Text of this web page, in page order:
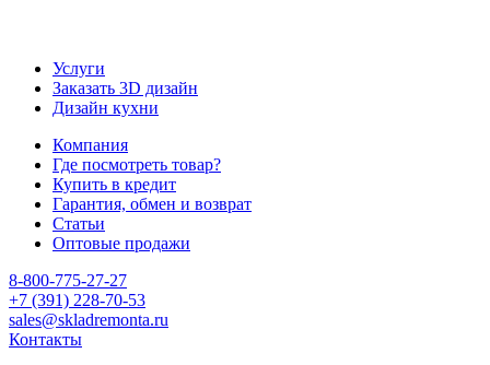
Услуги
Заказать 3D дизайн
Дизайн кухни
Компания
Где посмотреть товар?
Купить в кредит
Гарантия, обмен и возврат
Статьи
Оптовые продажи
8-800-775-27-27
+7 (391) 228-70-53
sales@skladremonta.ru
Контакты